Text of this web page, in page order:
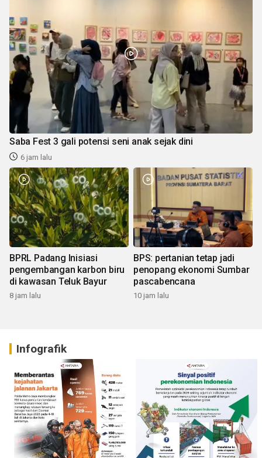
Saba Fest 3 gali potensi seni anak sejak dini
6 jam lalu
BPRL Padang Inisiasi
pengembangan karbon biru
di kawasan Teluk Bayur
8 jam lalu
BPS: pertanian tetap jadi
penopang ekonomi Sumbar
pascabencana
10 jam lalu
Infografik